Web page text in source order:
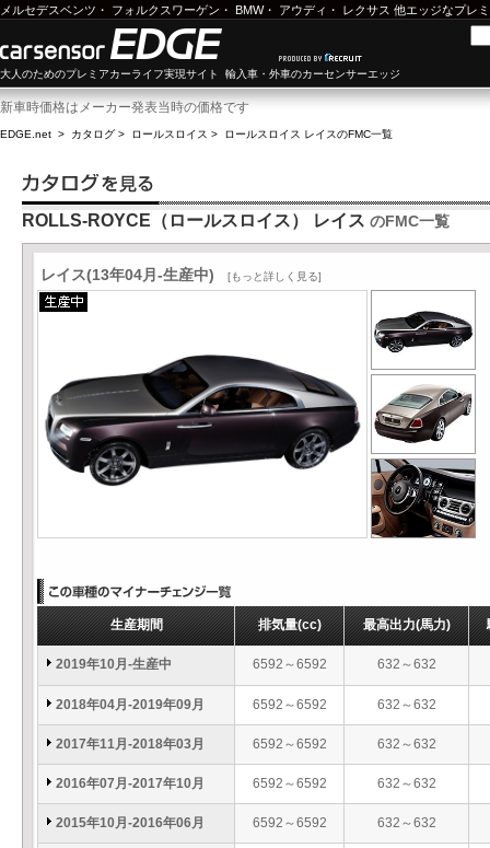
メルセデスベンツ ・ フォルクスワーゲン ・ BMW・ アウディ ・ レクサス 他エッジなプレ
大人のためのプレミアカーライフ実現サイト 輸入車・外車のカーセンサーエッジ
新車時価格はメーカー発表当時の価格です
EDGE.net > カタログ > ロールスロイス > ロールスロイス レイスのFMC一覧
ROLLS-ROYCE（ロールスロイス） レイス のFMC一覧
レイス(13年04月-生産中) [もっと詳しく見る]
生産期間 排気量(cc) 最高出力(馬力)
2019年10月-生産中 6592～6592 632～632
2018年04月-2019年09月 6592～6592 632～632
2017年11月-2018年03月 6592～6592 632～632
2016年07月-2017年10月 6592～6592 632～632
2015年10月-2016年06月 6592～6592 632～632